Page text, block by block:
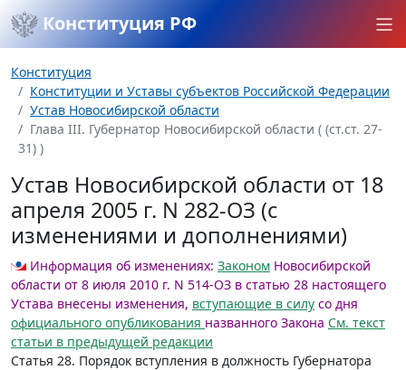
Конституция РФ
Конституция
Конституции и Уставы субъектов Российской Федерации
Устав Новосибирской области
Глава III. Губернатор Новосибирской области ( (ст.ст. 27-
31) )
Устав Новосибирской области от 18
апреля 2005 г. N 282-ОЗ (с
изменениями и дополнениями)
Информация об изменениях: Законом Новосибирской
области от 8 июля 2010 г. N 514-ОЗ в статью 28 настоящего
Устава внесены изменения, вступающие в силу со дня
официального опубликования названного Закона См. текст
статьи в предыдущей редакции
Статья 28. Порядок вступления в должность Губернатора